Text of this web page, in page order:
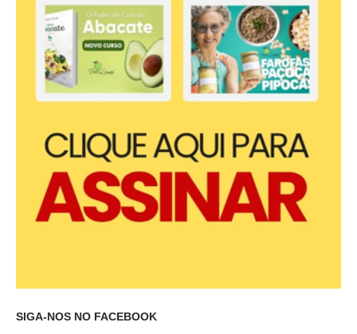
SIGA-NOS NO FACEBOOK